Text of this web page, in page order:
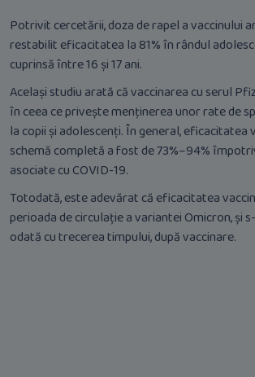
Potrivit cercetării, doza de rapel a vaccinului
restabilit eficacitatea la 81% în rândul
cuprinsă între 16 și 17 ani.
Același studiu arată că vaccinarea cu serul
în ceea ce privește menținerea unor rate de
la copii și adolescenți. În general, eficacitatea
schemă completă a fost de 73%–94%
asociate cu COVID-19.
Totodată, este adevărat că eficacitatea
perioada de circulație a variantei Omicron, și
odată cu trecerea timpului, după vaccinare.